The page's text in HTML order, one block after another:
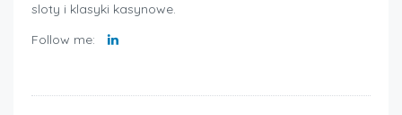
sloty i klasyki kasynowe.
Follow me: